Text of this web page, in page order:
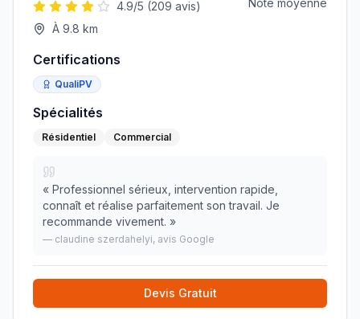
4.9/5 (209 avis)
À 9.8 km
Note moyenne
Certifications
QualiPV
Spécialités
Résidentiel Commercial
« Professionnel sérieux, intervention rapide,
connaît et réalise parfaitement son travail. Je
recommande vivement. »
— claudine szerdahelyi, avis Google
Devis Gratuit